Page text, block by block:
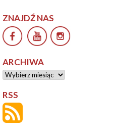
ZNAJDŹ NAS
ARCHIWA
Archiwa
RSS